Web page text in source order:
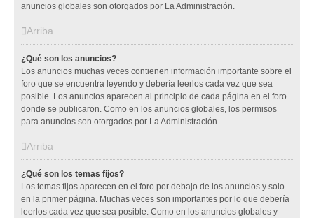
anuncios globales son otorgados por La Administración.
Arriba
¿Qué son los anuncios?
Los anuncios muchas veces contienen información importante sobre el
foro que se encuentra leyendo y debería leerlos cada vez que sea
posible. Los anuncios aparecen al principio de cada página en el foro
donde se publicaron. Como en los anuncios globales, los permisos
para anuncios son otorgados por La Administración.
Arriba
¿Qué son los temas fijos?
Los temas fijos aparecen en el foro por debajo de los anuncios y solo
en la primer página. Muchas veces son importantes por lo que debería
leerlos cada vez que sea posible. Como en los anuncios globales y